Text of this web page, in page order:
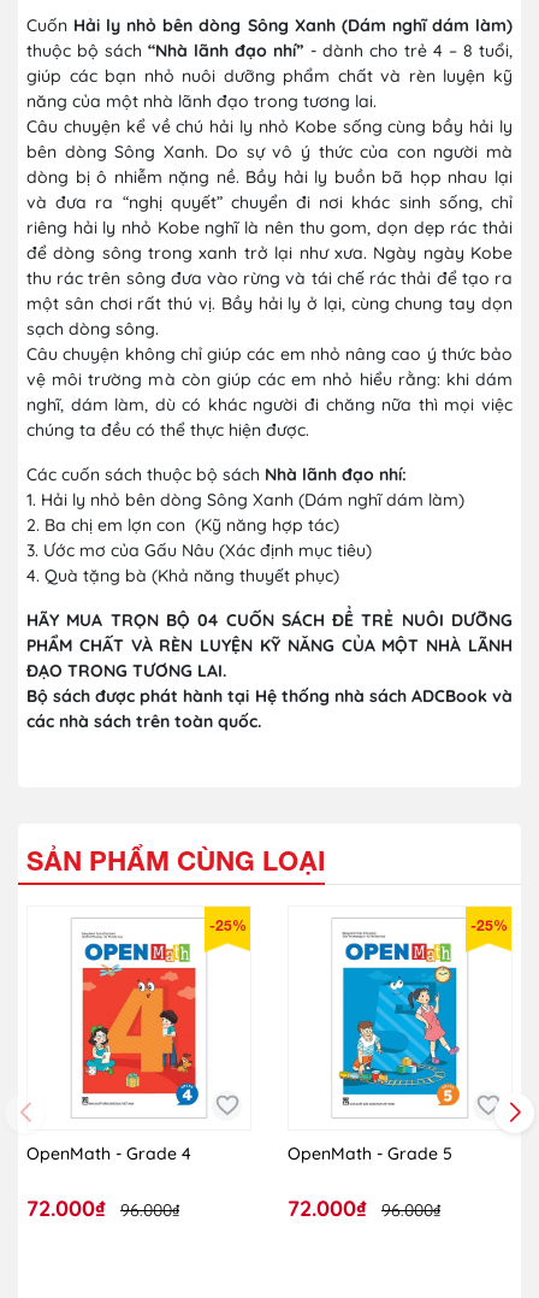
Cuốn Hải ly nhỏ bên dòng Sông Xanh (Dám nghĩ dám làm)
thuộc bộ sách“Nhà lãnh đạo nhí” - dành cho trẻ 4 – 8 tuổi,
giúp các bạn nhỏ nuôi dưỡng phẩm chất và rèn luyện kỹ
năng của một nhà lãnh đạo trong tương lai.
Câu chuyện kể về chú hải ly nhỏ Kobe sống cùng bầy hải ly
bên dòng Sông Xanh. Do sự vô ý thức của con người mà
dòng bị ô nhiễm nặng nề. Bầy hải ly buồn bã họp nhau lại
và đưa ra “nghị quyết” chuyển đi nơi khác sinh sống, chỉ
riêng hải ly nhỏ Kobe nghĩ là nên thu gom, dọn dẹp rác thải
để dòng sông trong xanh trở lại như xưa. Ngày ngày Kobe
thu rác trên sông đưa vào rừng và tái chế rác thải để tạo ra
một sân chơi rất thú vị. Bầy hải ly ở lại, cùng chung tay dọn
sạch dòng sông.
Câu chuyện không chỉ giúp các em nhỏ nâng cao ý thức bảo
vệ môi trường mà còn giúp các em nhỏ hiểu rằng: khi dám
nghĩ, dám làm, dù có khác người đi chăng nữa thì mọi việc
chúng ta đều có thể thực hiện được.
Các cuốn sách thuộc bộ sách Nhà lãnh đạo nhí:
1. Hải ly nhỏ bên dòng Sông Xanh (Dám nghĩ dám làm)
2. Ba chị em lợn con (Kỹ năng hợp tác)
3. Ước mơ của Gấu Nâu (Xác định mục tiêu)
4. Quà tặng bà (Khả năng thuyết phục)
HÃY MUA TRỌN BỘ 04 CUỐN SÁCH ĐỂ TRẺ NUÔI DƯỠNG
PHẨM CHẤT VÀ RÈN LUYỆN KỸ NĂNG CỦA MỘT NHÀ LÃNH
ĐẠO TRONG TƯƠNG LAI.
Bộ sách được phát hành tại Hệ thống nhà sách ADCBook và
các nhà sách trên toàn quốc.
SẢN PHẨM CÙNG LOẠI
-25%
OpenMath - Grade 4
72.000₫ 96.000₫
-25%
OpenMath - Grade 5
72.000₫ 96.000₫